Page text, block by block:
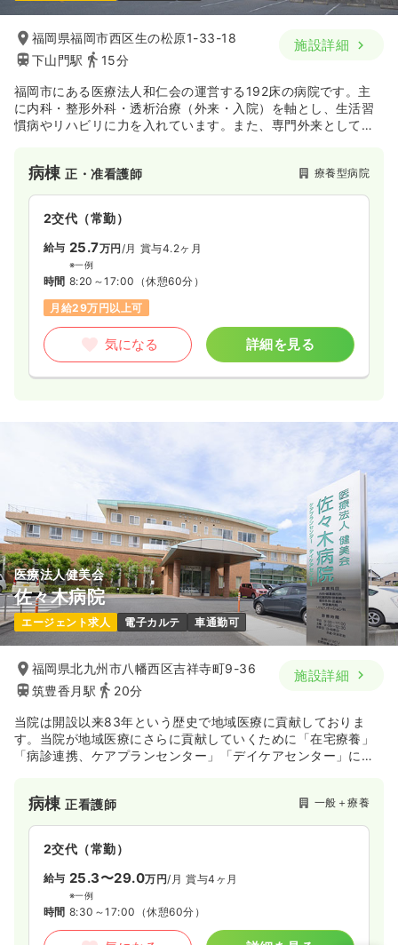
福岡県福岡市西区生の松原1-33-18
下山門駅
15分
施設詳細
福岡市にある医療法人和仁会の運営する192床の病院です。主
に内科・整形外科・透析治療（外来・入院）を軸とし、生活習
慣病やリハビリに力を入れています。また、専門外来として、
力しており、訪問から通所、そしてフィットネスセンターなど
を整備し、地域の皆さまの健康作りを総合的に支援している病
院です。創立当時より高齢者の方への支援をメインに、地域の
方から信頼される病院として地域のニーズに応えながら地域医
療に貢献してきました。無料送迎バスの運行もしており、患者
様へのアクセス面も考慮されています。
病棟正・准看護師 療養型病院
2交代（常勤）
給与 25.7万円/月 賞与4.2ヶ月
※一例
時間 8:20～17:00 （休憩60分）
月給29万円以上可
気になる 詳細を見る
医療法人健美会
佐々木病院
エージェント求人 電子カルテ 車通勤可
福岡県北九州市八幡西区吉祥寺町9-36
筑豊香月駅
20分
施設詳細
当院は開設以来83年という歴史で地域医療に貢献しておりま
す。当院が地域医療にさらに貢献していくために「在宅療養」
「病診連携、ケアプランセンター」「デイケアセンター」につ
ります。当院には各分野で有能なスタッフが揃っております
し、充分な設備が備わっております。
病棟正看護師 一般＋療養
2交代（常勤）
給与 25.3〜29.0万円/月 賞与4ヶ月
※一例
時間 8:30～17:00 （休憩60分）